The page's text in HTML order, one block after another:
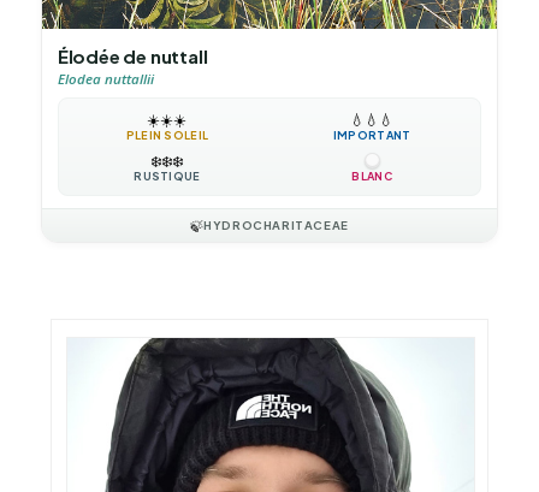
Élodée de nuttall
Elodea nuttallii
☀️☀️☀️
PLEIN SOLEIL
💧 💧 💧
IMPORTANT
❄️❄️❄️
RUSTIQUE BLANC
🍃HYDROCHARITACEAE